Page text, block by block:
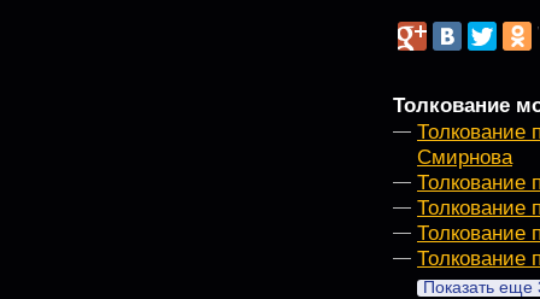
Толкование
Толкование
Смирнова
Толкование
Толкование
Толкование
Толкование
Показать еще